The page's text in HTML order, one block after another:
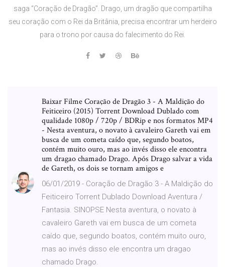
saga “Coração de Dragão”. Drago, um dragão que compartilha
seu coração com o Rei da Britânia, precisa encontrar um herdeiro
para o trono por causa do falecimento do Rei.
Baixar Filme Coração de Dragão 3 - A Maldição do
Feiticeiro (2015) Torrent Download Dublado com
qualidade 1080p / 720p / BDRip e nos formatos MP4
- Nesta aventura, o novato à cavaleiro Gareth vai em
busca de um cometa caído que, segundo boatos,
contém muito ouro, mas ao invés disso ele encontra
um dragao chamado Drago. Após Drago salvar a vida
de Gareth, os dois se tornam amigos e
06/01/2019 - Coração de Dragão 3 - A Maldição do
Feiticeiro Torrent Dublado Download Aventura /
Fantasia. SINOPSE Nesta aventura, o novato à
cavaleiro Gareth vai em busca de um cometa
caído que, segundo boatos, contém muito ouro,
mas ao invés disso ele encontra um dragao
chamado Drago.